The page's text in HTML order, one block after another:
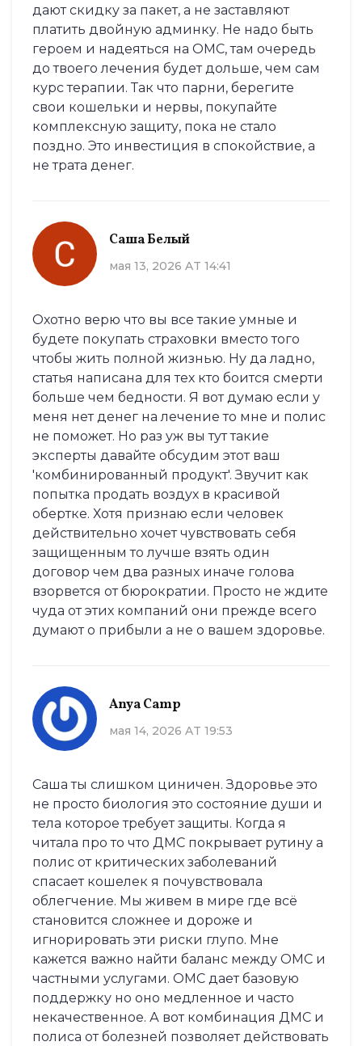
дают скидку за пакет, а не заставляют
платить двойную админку. Не надо быть
героем и надеяться на ОМС, там очередь
до твоего лечения будет дольше, чем сам
курс терапии. Так что парни, берегите
свои кошельки и нервы, покупайте
комплексную защиту, пока не стало
поздно. Это инвестиция в спокойствие, а
не трата денег.
Саша Белый
мая 13, 2026 AT 14:41
Охотно верю что вы все такие умные и
будете покупать страховки вместо того
чтобы жить полной жизнью. Ну да ладно,
статья написана для тех кто боится смерти
больше чем бедности. Я вот думаю если у
меня нет денег на лечение то мне и полис
не поможет. Но раз уж вы тут такие
эксперты давайте обсудим этот ваш
'комбинированный продукт'. Звучит как
попытка продать воздух в красивой
обертке. Хотя признаю если человек
действительно хочет чувствовать себя
защищенным то лучше взять один
договор чем два разных иначе голова
взорвется от бюрократии. Просто не ждите
чуда от этих компаний они прежде всего
думают о прибыли а не о вашем здоровье.
Anya Camp
мая 14, 2026 AT 19:53
Саша ты слишком циничен. Здоровье это
не просто биология это состояние души и
тела которое требует защиты. Когда я
читала про то что ДМС покрывает рутину а
полис от критических заболеваний
спасает кошелек я почувствовала
облегчение. Мы живем в мире где всё
становится сложнее и дороже и
игнорировать эти риски глупо. Мне
кажется важно найти баланс между ОМС и
частными услугами. ОМС дает базовую
поддержку но оно медленное и часто
некачественное. А вот комбинация ДМС и
полиса от болезней позволяет действовать